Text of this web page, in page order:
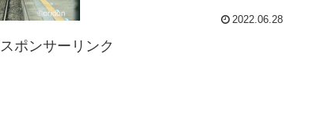
ング車。狙うよりもこういう偶然出会え
2022.06.28
スポンサーリンク